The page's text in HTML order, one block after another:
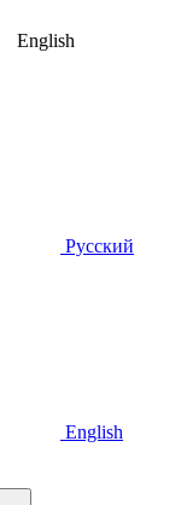
English
Русский
English